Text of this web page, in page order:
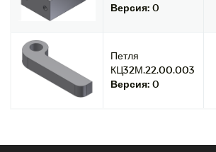
Версия: 0
Петля
КЦ32М.22.00.003
Версия: 0